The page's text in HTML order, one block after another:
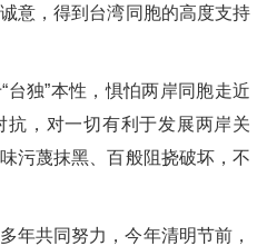
意，得到台湾同胞的高度支持
台独”本性，惧怕两岸同胞走近
抗，对一切有利于发展两岸关
污蔑抹黑、百般阻挠破坏，不
年共同努力，今年清明节前，